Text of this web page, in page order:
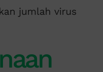
jumlah virus